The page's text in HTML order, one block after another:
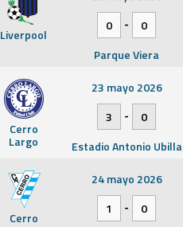
Liverpool
0
-
0
Parque Viera
Cerro
Largo
23 mayo 2026
3
-
0
Estadio Antonio Ubilla
Cerro
24 mayo 2026
1
-
0